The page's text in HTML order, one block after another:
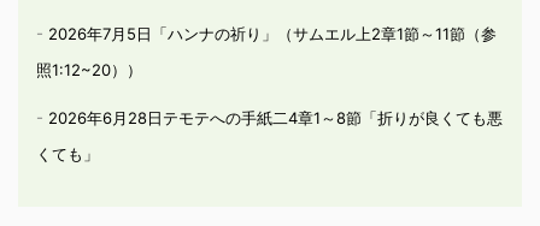
2026年7月5日「ハンナの祈り」（サムエル上2章1節～11節（参
照1:12~20））
2026年6月28日テモテへの手紙二4章1～8節「折りが良くても悪
くても」